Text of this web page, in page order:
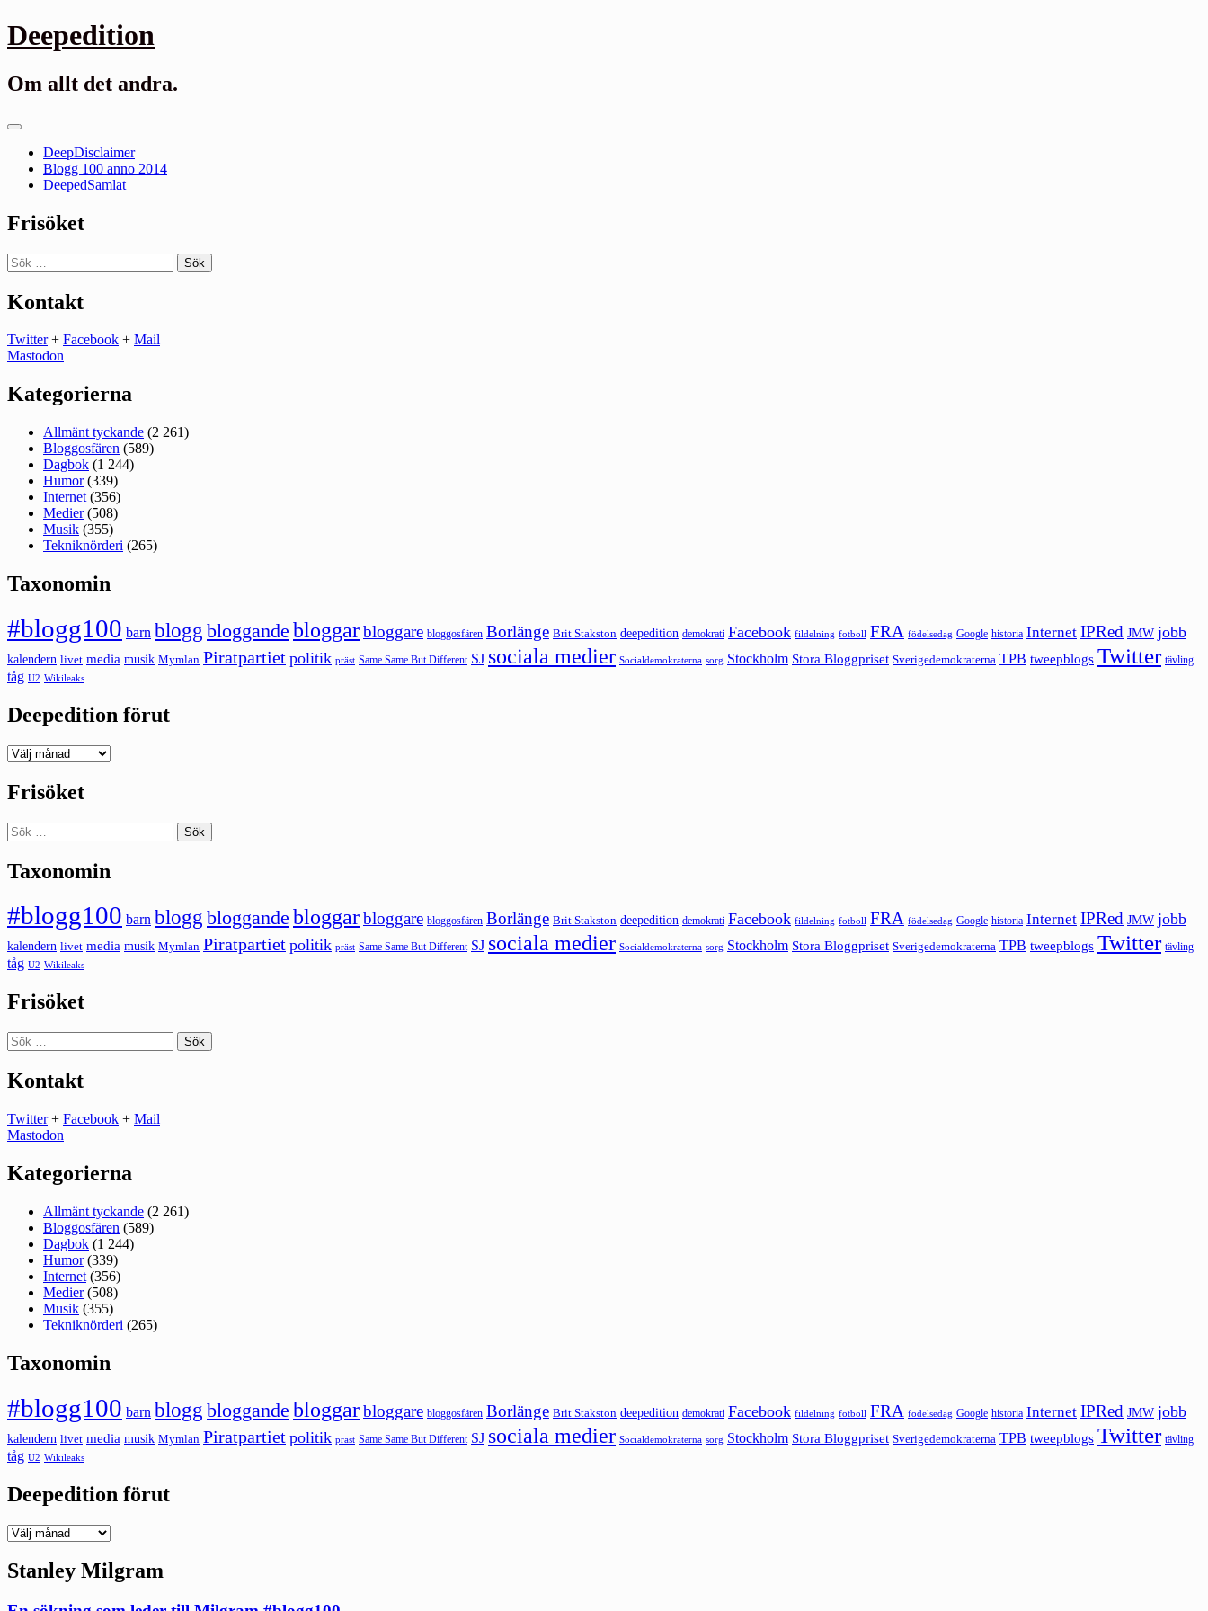
Gå
till
Deepedition
Om allt det andra.
Primär
DeepDisclaimer
Blogg 100 anno 2014
DeepedSamlat
Frisöket
Sök
efter:
Kontakt
Twitter+ Facebook + Mail
Mastodon
Kategorierna
Allmänt tyckande (2 261)
Bloggosfären (589)
Dagbok (1 244)
Humor(339)
Internet (356)
Medier(508)
Musik (355)
Tekniknörderi (265)
Taxonomin
#blogg100 barn blogg bloggande bloggarbloggare bloggosfären Borlänge Brit Stakston deepedition demokrati Facebook fildelning fotboll FRA födelsedag Google historia Internet IPRed JMW jobb
kalendern livet media musik Mymlan Piratpartiet politik präst Same Same But Different SJ sociala medier Socialdemokraterna sorg Stockholm Stora Bloggpriset Sverigedemokraterna TPB tweepblogs Twitter tävling
tåg U2 Wikileaks
Deepedition förut
Deepedition
Frisöket
Sök
efter:
Taxonomin
#blogg100 barn blogg bloggande bloggarbloggare bloggosfären Borlänge Brit Stakston deepedition demokrati Facebook fildelning fotboll FRA födelsedag Google historia Internet IPRed JMW jobb
kalendern livet media musik Mymlan Piratpartiet politik präst Same Same But Different SJ sociala medier Socialdemokraterna sorg Stockholm Stora Bloggpriset Sverigedemokraterna TPB tweepblogs Twitter tävling
tåg U2 Wikileaks
Frisöket
Sök
efter:
Kontakt
Twitter+ Facebook + Mail
Mastodon
Kategorierna
Allmänt tyckande (2 261)
Bloggosfären (589)
Dagbok (1 244)
Humor(339)
Internet (356)
Medier(508)
Musik (355)
Tekniknörderi (265)
Taxonomin
#blogg100 barn blogg bloggande bloggarbloggare bloggosfären Borlänge Brit Stakston deepedition demokrati Facebook fildelning fotboll FRA födelsedag Google historia Internet IPRed JMW jobb
kalendern livet media musik Mymlan Piratpartiet politik präst Same Same But Different SJ sociala medier Socialdemokraterna sorg Stockholm Stora Bloggpriset Sverigedemokraterna TPB tweepblogs Twitter tävling
tåg U2 Wikileaks
Deepedition förut
Deepedition
Stanley Milgram